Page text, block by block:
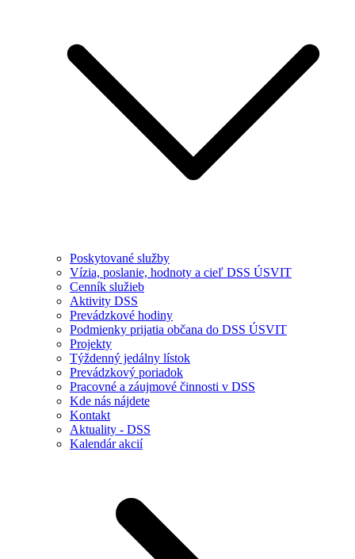
Poskytované služby
Vízia, poslanie, hodnoty a cieľ DSS ÚSVIT
Cenník služieb
Aktivity DSS
Prevádzkové hodiny
Podmienky prijatia občana do DSS ÚSVIT
Projekty
Týždenný jedálny lístok
Prevádzkový poriadok
Pracovné a záujmové činnosti v DSS
Kde nás nájdete
Kontakt
Aktuality - DSS
Kalendár akcií